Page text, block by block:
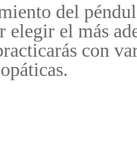
del
el más
con